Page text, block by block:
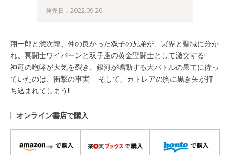
発売日：2022.09.20
翔一郎と惣次郎、仲の良かった双子の兄弟が、冥界と聖域に分か
れ、冥闘士ワイバーンと双子座の黄金聖闘士として激突する!
神竜の咆哮が大気を裂き、銀河が鳴動する大バトルの果てに待っ
ていたのは、衝撃の事実! そして、カトレアの胸に黒き矢が打
ち込まれてしまう!!
オンライン書店で購入